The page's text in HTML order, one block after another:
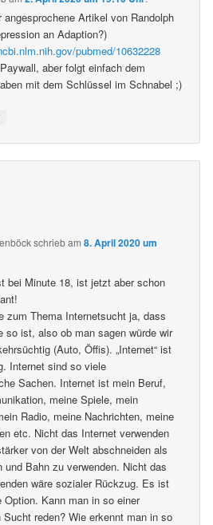
angesprochene Artikel von Randolph
an Adaption?)
pubmed/10632228
aber folgt einfach dem
mit dem Schlüssel im Schnabel ;)
schriebam8. April 2020 um
bei Minute 18, ist jetzt aber schon
zum Thema Internetsucht ja, dass
so ist, also ob man sagen würde wir
(Auto, Öffis). „Internet“ ist
Internet sind so viele
Sachen. Internet ist mein Beruf,
meine Spiele, mein
Radio, meine Nachrichten, meine
etc. Nicht das Internet verwenden
von der Welt abschneiden als
und Bahn zu verwenden. Nicht das
wäre sozialer Rückzug. Es ist
Option. Kann man in so einer
reden? Wie erkennt man in so